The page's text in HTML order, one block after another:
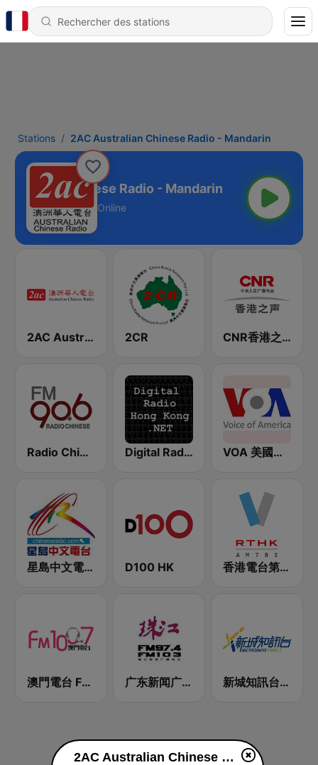
Stations 2AC Australian Chinese Radio - Mandarin
Chinese Radio - Mandarin
Online
2AC Australian Chinese Radio - Cantonese 2CR CNR香港之声 - CNR Voice of Hong Kong
Radio Chinese FM90.6 (纽西兰中文广播电台) Digital Radio Hong Kong VOA 美國之音
星島中文電台-粵語台 D100 HK 香港電台第五台 - RTHK Radio 5
澳門電台 FM 100.7 广东新闻广播 FM 97.4 新城知訊台 MetroInfo FM99.7
2AC Australian Chinese Radio - Mandarin en ligne